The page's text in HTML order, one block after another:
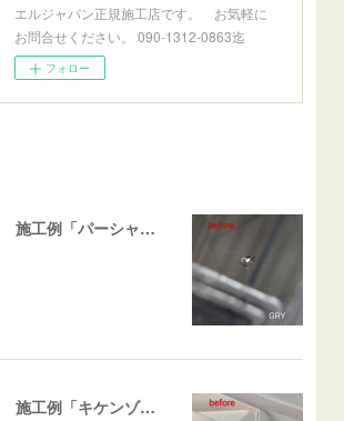
エルジャパン正規施工店です。 お気軽に
お問合せください。 090-1312-0863迄
フォロー
飛び石ひび割れ 施工例「パーシャル系・衝撃点範囲ハマカケ」エスティマ
飛び石ひび割れ 施工例「キケンゾーン範囲・ストレートブレイク」フェアレディＺ